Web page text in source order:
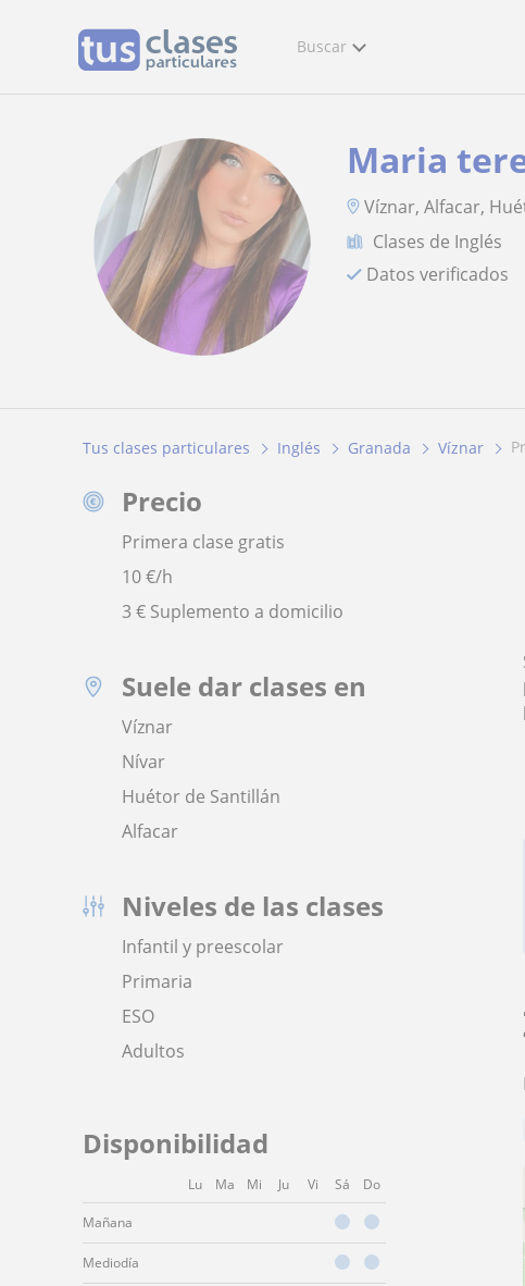
Buscar
Maria
Víznar, Alfacar,
Clases de Inglés
Datos verificados
Tus clases particulares Inglés Granada Víznar
Precio
Primera clase gratis
10€/h
3 € Suplemento a domicilio
Suele dar clases en
Víznar
Nívar
Huétor de Santillán
Alfacar
Niveles de las clases
Infantil y preescolar
Primaria
ESO
Adultos
Disponibilidad
Lu Ma Mi Ju Vi Sá Do
Mañana
Mediodía